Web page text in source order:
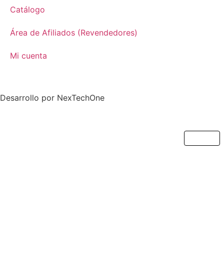
Catálogo
Área de Afiliados (Revendedores)
Mi cuenta
Desarrollo por NexTechOne